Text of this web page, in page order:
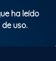
ha leído
uso.